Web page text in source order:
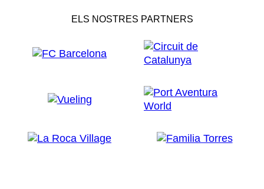
ELS NOSTRES PARTNERS